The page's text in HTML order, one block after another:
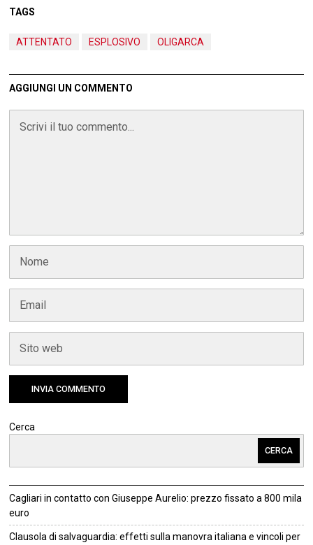
TAGS
ATTENTATO ESPLOSIVO OLIGARCA
AGGIUNGI UN COMMENTO
Cerca
CERCA
Cagliari in contatto con Giuseppe Aurelio: prezzo fissato a 800 mila
euro
Clausola di salvaguardia: effetti sulla manovra italiana e vincoli per